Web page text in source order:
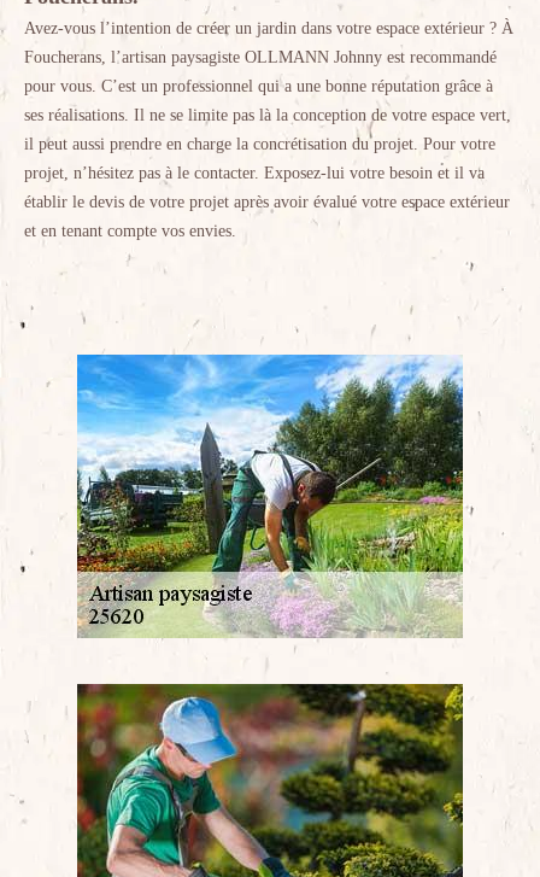
Avez-vous l’intention de créer un jardin dans votre espace extérieur ? À
Foucherans, l’artisan paysagiste OLLMANN Johnny est recommandé
pour vous. C’est un professionnel qui a une bonne réputation grâce à
ses réalisations. Il ne se limite pas là la conception de votre espace vert,
il peut aussi prendre en charge la concrétisation du projet. Pour votre
projet, n’hésitez pas à le contacter. Exposez-lui votre besoin et il va
établir le devis de votre projet après avoir évalué votre espace extérieur
et en tenant compte vos envies.